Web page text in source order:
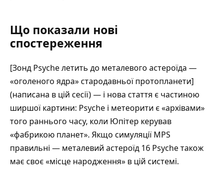
Що показали нові
спостереження
[Зонд Psyche летить до металевого астероїда —
«оголеного ядра» стародавньої протопланети]
(написана в цій сесії) — і нова стаття є частиною
ширшої картини: Psyche і метеорити є «архівами»
того раннього часу, коли Юпітер керував
«фабрикою планет». Якщо симуляції MPS
правильні — металевий астероїд 16 Psyche також
має своє «місце народження» в цій системі.